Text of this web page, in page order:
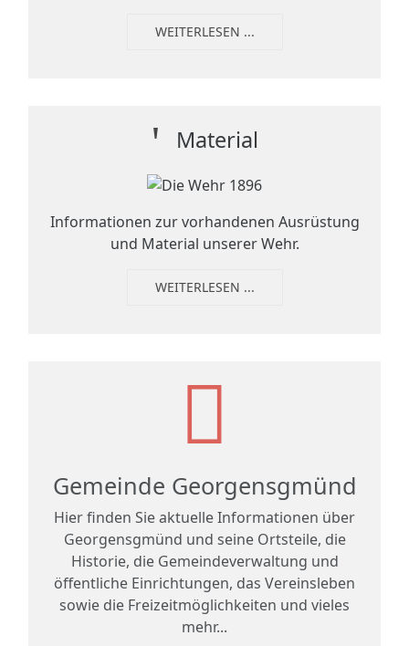
WEITERLESEN ...
Material
Informationen zur vorhandenen Ausrüstung
und Material unserer Wehr.
WEITERLESEN ...
Gemeinde Georgensgmünd
Hier finden Sie aktuelle Informationen über
Georgensgmünd und seine Ortsteile, die
Historie, die Gemeindeverwaltung und
öffentliche Einrichtungen, das Vereinsleben
sowie die Freizeitmöglichkeiten und vieles
mehr...